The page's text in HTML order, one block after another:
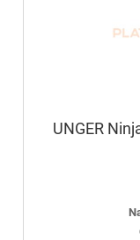
UNGER